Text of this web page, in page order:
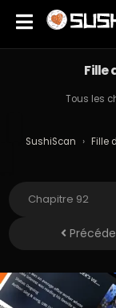
Fille
Tous les
SushiScan › Fille